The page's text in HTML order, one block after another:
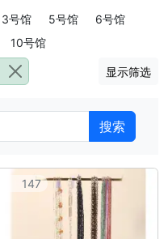
3号馆 5号馆
6号馆
10号馆
显示筛选
搜索
147